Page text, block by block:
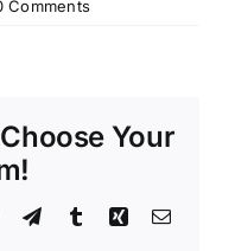
Comments
Your
WhatsApp
TelegramTumblrXing Email